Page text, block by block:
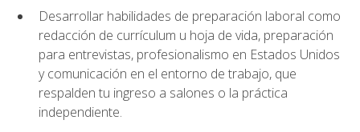
Desarrollar habilidades de preparación laboral como
redacción de currículum u hoja de vida, preparación
para entrevistas, profesionalismo en Estados Unidos
y comunicación en el entorno de trabajo, que
respalden tu ingreso a salones o la práctica
independiente.